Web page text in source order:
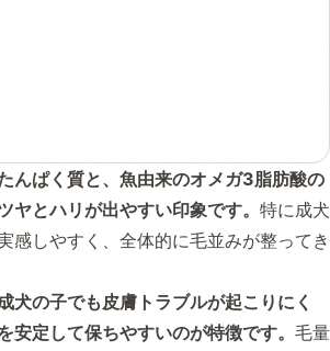
んぱく質と、魚由来のオメガ3脂肪酸の
ヤとハリが出やすい印象です。 特に成犬
感しやすく、全体的に毛並みが整ってき
犬の子でも皮膚トラブルが起こりにく
安定して保ちやすいのが特徴です。 毛量